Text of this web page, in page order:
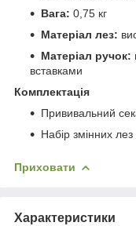
Вага: 0,75 кг
Матеріал лез:
Матеріал ручок:
вставками
Комплектація
Прививальний
Набір змінних лез
Приховати
Характеристики